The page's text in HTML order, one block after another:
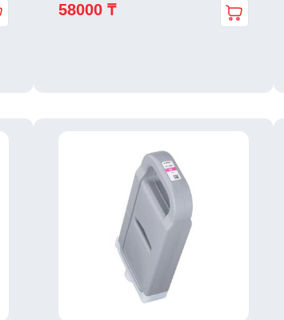
58000 ₸